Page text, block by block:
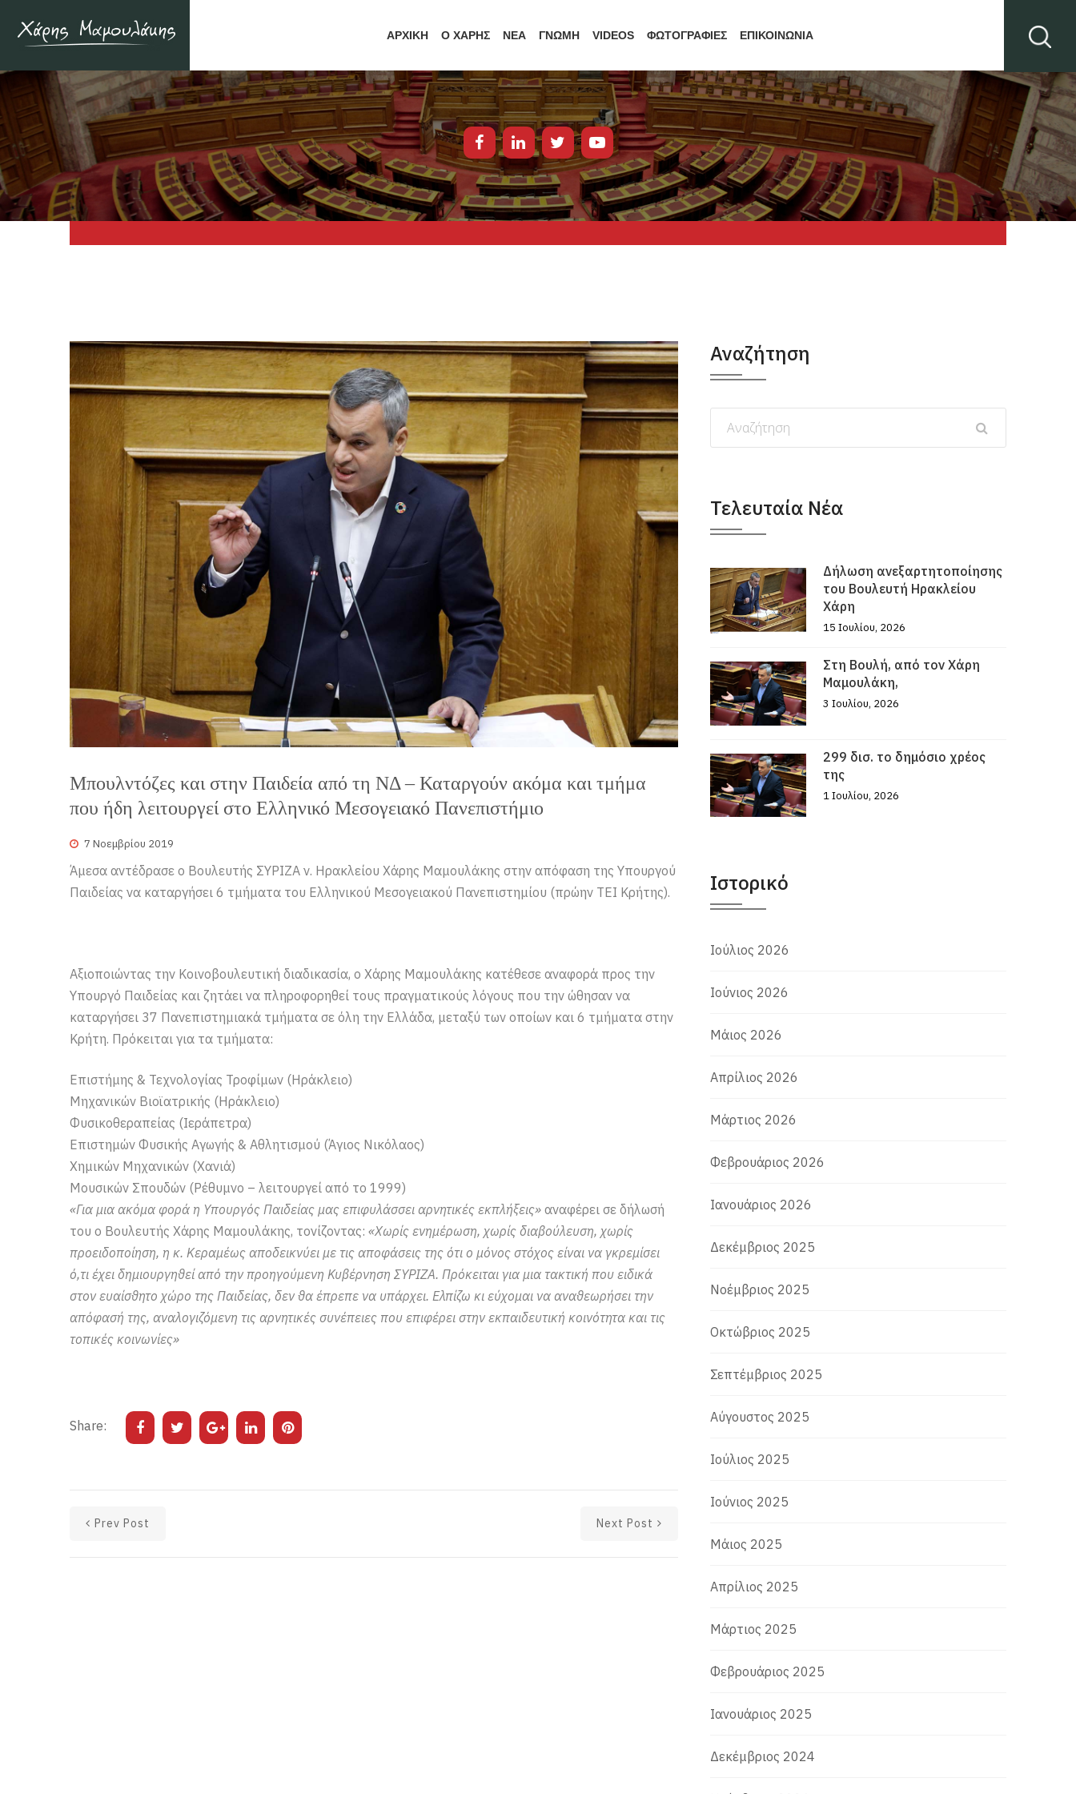
ΑΡΧΙΚΗ Ο ΧΑΡΗΣ ΝΕΑ ΓΝΩΜΗ VIDEOS ΦΩΤΟΓΡΑΦΙΕΣ ΕΠΙΚΟΙΝΩΝΙΑ
Μπουλντόζες και στην Παιδεία από τη ΝΔ – Καταργούν ακόμα και τμήμα
που ήδη λειτουργεί στο Ελληνικό Μεσογειακό Πανεπιστήμιο
7 Νοεμβρίου 2019
Άμεσα αντέδρασε ο Βουλευτής ΣΥΡΙΖΑ ν. Ηρακλείου Χάρης Μαμουλάκης στην απόφαση της Υπουργού
Παιδείας να καταργήσει 6 τμήματα του Ελληνικού Μεσογειακού Πανεπιστημίου (πρώην ΤΕΙ Κρήτης).
Αξιοποιώντας την Κοινοβουλευτική διαδικασία, ο Χάρης Μαμουλάκης κατέθεσε αναφορά προς την
Υπουργό Παιδείας και ζητάει να πληροφορηθεί τους πραγματικούς λόγους που την ώθησαν να
καταργήσει 37 Πανεπιστημιακά τμήματα σε όλη την Ελλάδα, μεταξύ των οποίων και 6 τμήματα στην
Κρήτη. Πρόκειται για τα τμήματα:
Επιστήμης & Τεχνολογίας Τροφίμων (Ηράκλειο)
Μηχανικών Βιοϊατρικής (Ηράκλειο)
Φυσικοθεραπείας (Ιεράπετρα)
Επιστημών Φυσικής Αγωγής & Αθλητισμού (Άγιος Νικόλαος)
Χημικών Μηχανικών (Χανιά)
Μουσικών Σπουδών (Ρέθυμνο – λειτουργεί από το 1999)
«Για μια ακόμα φορά η Υπουργός Παιδείας μας επιφυλάσσει αρνητικές εκπλήξεις» αναφέρει σε δήλωσή
του ο Βουλευτής Χάρης Μαμουλάκης, τονίζοντας: «Χωρίς ενημέρωση, χωρίς διαβούλευση, χωρίς
προειδοποίηση, η κ. Κεραμέως αποδεικνύει με τις αποφάσεις της ότι ο μόνος στόχος είναι να γκρεμίσει
ό,τι έχει δημιουργηθεί από την προηγούμενη Κυβέρνηση ΣΥΡΙΖΑ. Πρόκειται για μια τακτική που ειδικά
στον ευαίσθητο χώρο της Παιδείας, δεν θα έπρεπε να υπάρχει. Ελπίζω κι εύχομαι να αναθεωρήσει την
απόφασή της, αναλογιζόμενη τις αρνητικές συνέπειες που επιφέρει στην εκπαιδευτική κοινότητα και τις
τοπικές κοινωνίες»
Share:
Prev Post Next Post
Αναζήτηση
Τελευταία Νέα
Δήλωση ανεξαρτητοποίησης
του Βουλευτή Ηρακλείου
Χάρη
15 Ιουλίου, 2026
Στη Βουλή, από τον Χάρη
Μαμουλάκη,
3 Ιουλίου, 2026
299 δισ. το δημόσιο χρέος
της
1 Ιουλίου, 2026
Ιστορικό
Ιούλιος 2026
Ιούνιος 2026
Μάιος 2026
Απρίλιος 2026
Μάρτιος 2026
Φεβρουάριος 2026
Ιανουάριος 2026
Δεκέμβριος 2025
Νοέμβριος 2025
Οκτώβριος 2025
Σεπτέμβριος 2025
Αύγουστος 2025
Ιούλιος 2025
Ιούνιος 2025
Μάιος 2025
Απρίλιος 2025
Μάρτιος 2025
Φεβρουάριος 2025
Ιανουάριος 2025
Δεκέμβριος 2024